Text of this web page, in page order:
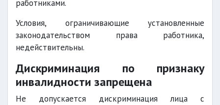
работниками.
Условия, ограничивающие установленные
законодательством права работника,
недействительны.
Дискриминация по признаку
инвалидности запрещена
Не допускается дискриминация лица с